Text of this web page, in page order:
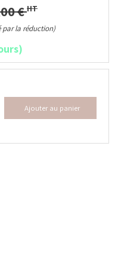
€ HT
par la réduction)
Ajouter au panier